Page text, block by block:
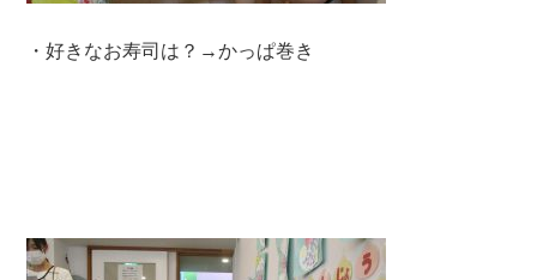
・好きなお寿司は？→かっぱ巻き